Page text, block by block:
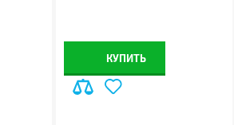
КУПИТЬ